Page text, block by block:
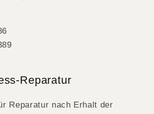
Reparatur
Reparatur nach Erhalt der